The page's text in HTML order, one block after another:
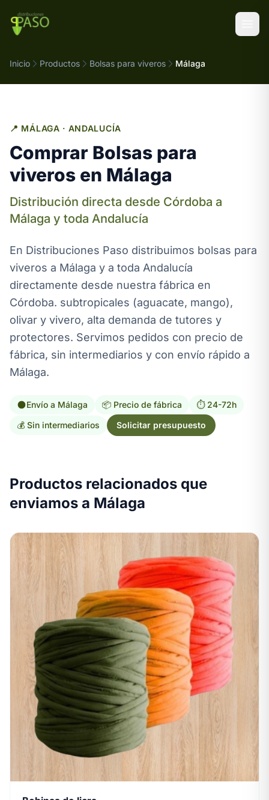
Inicio Productos Bolsas para viveros Málaga
📍 MÁLAGA · ANDALUCÍA
Comprar Bolsas para
viveros en Málaga
Distribución directa desde Córdoba a
Málaga y toda Andalucía
En Distribuciones Paso distribuimos bolsas para
viveros a Málaga y a toda Andalucía
directamente desde nuestra fábrica en
Córdoba. subtropicales (aguacate, mango),
olivar y vivero, alta demanda de tutores y
protectores. Servimos pedidos con precio de
fábrica, sin intermediarios y con envío rápido a
Málaga.
Envío a Málaga 📦 Precio de fábrica
⏱️ 24-72h
💰 Sin intermediarios
Solicitar presupuesto
Productos relacionados que
enviamos a Málaga